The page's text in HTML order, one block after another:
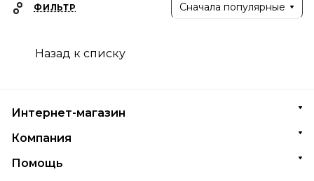
ФИЛЬТР Сначала популярные
Назад к списку
Интернет-магазин
Компания
Помощь